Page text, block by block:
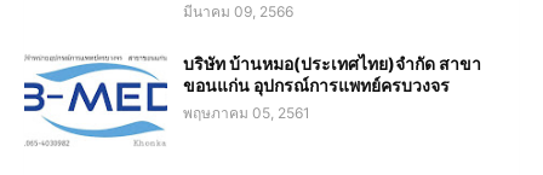
มีนาคม 09, 2566
บริษัท บ้านหมอ(ประเทศไทย)จำกัด สาขา
ขอนแก่น อุปกรณ์การแพทย์ครบวงจร
พฤษภาคม 05, 2561